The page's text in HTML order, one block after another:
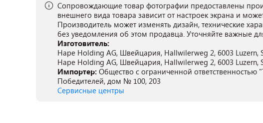
Сопровождающие товар фотографии предоставлены
внешнего вида товара зависит от настроек экрана и
Производитель может изменять дизайн, технические
без уведомления об этом продавца. Уточняйте важные
Изготовитель:
Hape Holding AG, Швейцария, Hallwilerweg 2, 6003 Luzern,
Hape Holding AG, Швейцария, Hallwilerweg 2, 6003 Luzern,
Импортер: Общество с ограниченной ответственностью
Победителей, дом № 100, 203
Сервисные центры